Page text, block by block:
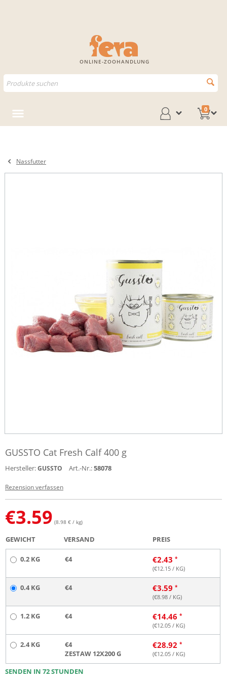
ONLINE-ZOOHANDLUNG
0
Nassfutter
GUSSTO Cat Fresh Calf 400 g
Hersteller:GUSSTO Art.-Nr.:58078
Rezension verfassen
€3.59 (8.98 € / kg)
GEWICHT VERSAND PREIS
0.2 KG €4 €2.43
(€12.15 / KG)
0.4 KG €4 €3.59
(€8.98 / KG)
1.2 KG €4 €14.46
(€12.05 / KG)
2.4 KG
€4
ZESTAW 12X200 G
€28.92
(€12.05 / KG)
SENDEN IN 72 STUNDEN